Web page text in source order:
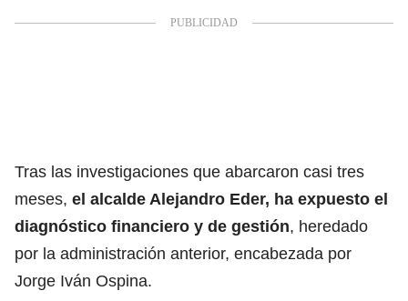
Tras las investigaciones que abarcaron casi tres
meses, el alcalde Alejandro Eder, ha expuesto el
diagnóstico financiero y de gestión, heredado
por la administración anterior, encabezada por
Jorge Iván Ospina.